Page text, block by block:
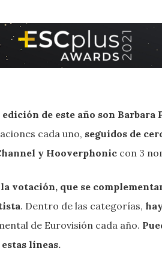
de este año son
cada uno, seguidos de
y Hooverphonic con 3
votación, que se
. Dentro de las categorías,
de Eurovisión cada año.
líneas.